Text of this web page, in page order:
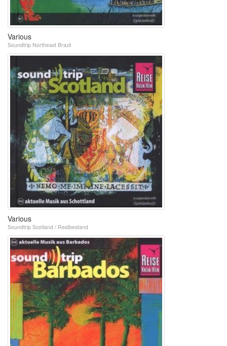
Various
Soundtrip Northeast Brazil
Various
Soundtrip Scotland / Restbestand